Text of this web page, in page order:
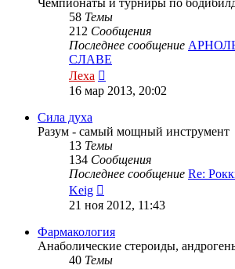
Чемпионаты и турниры по
58 Темы
212 Сообщения
Последнее сообщение
СЛАВЕ
Леха
к
16 мар 2013, 20:02
Сила духа
Разум - самый мощный инструмент
13 Темы
134 Сообщения
Последнее сообщение Re:
Keig
к
сообщению
21 ноя 2012, 11:43
Фармакология
Анаболические стероиды,
40 Темы